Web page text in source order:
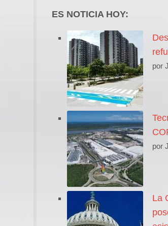
ES NOTICIA HOY:
por
por
La